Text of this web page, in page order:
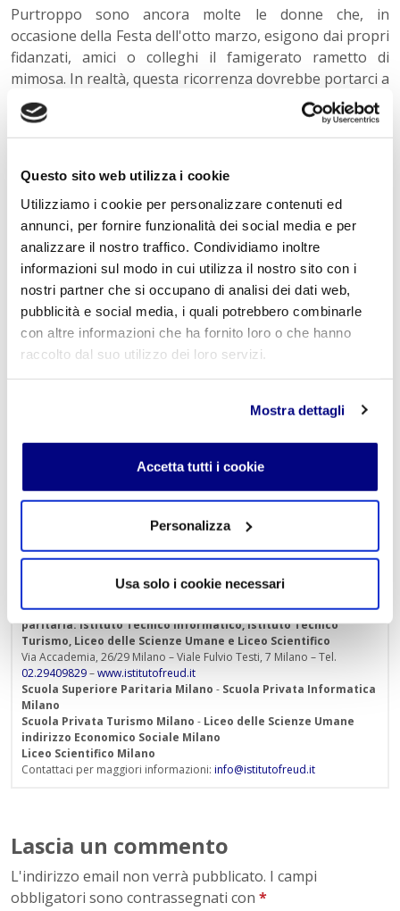
Questo sito web utilizza i cookie
Utilizziamo i cookie per personalizzare contenuti ed
annunci, per fornire funzionalità dei social media e per
analizzare il nostro traffico. Condividiamo inoltre
informazioni sul modo in cui utilizza il nostro sito con i
nostri partner che si occupano di analisi dei dati web,
pubblicità e social media, i quali potrebbero combinarle
con altre informazioni che ha fornito loro o che hanno
raccolto dal suo utilizzo dei loro servizi.
Mostra dettagli
Accetta tutti i cookie
Personalizza
Usa solo i cookie necessari
Purtroppo sono ancora molte le donne che, in
occasione della Festa dell'otto marzo, esigono dai propri
fidanzati, amici o colleghi il famigerato rametto di
mimosa. In realtà, questa ricorrenza dovrebbe portarci a
riflettere e a discutere sulla condizione della donna
oggigiorno, chiedendoci in primis: come mai fa ancora
notizia una donna a capo di un'azienda o una donna
Forse è perché, nella società di oggi, la differenza
tra uomo e donna continua a essere fortemente
percepita, soprattutto in ambito economico e lavorativo.
Meglio quindi lasciare da parte le cene e gli spogliarelli
nella serata dell'8 marzo e rivalutare il concetto di
uguaglianza che, ogni tanto, viene a
mancare. Concludiamo, citando una frase di Malala
Yousafzai, attivista femminile."Nessuna lotta può
concludersi vittoriosamente se le donne non vi
partecipano affianco a degli uomini. Al mondo ci sono
due poteri: quello della spada e quello della penna.
Ma in realtà ce n'è un terzo, più forte di entrambi, ed è
quello delle donne".
Istituto Paritario S. Freud – Scuola Privata Milano – Scuola
paritaria: Istituto Tecnico Informatico, Istituto Tecnico
Turismo, Liceo delle Scienze Umane e Liceo Scientifico
Via Accademia, 26/29 Milano – Viale Fulvio Testi, 7 Milano – Tel.
02.29409829–www.istitutofreud.it
Scuola Superiore Paritaria Milano - Scuola Privata Informatica
Milano
Scuola Privata Turismo Milano - Liceo delle Scienze Umane
indirizzo Economico Sociale Milano
Liceo Scientifico Milano
Contattaci per maggiori informazioni: info@istitutofreud.it
Lascia un commento
L'indirizzo email non verrà pubblicato. I campi
obbligatori sono contrassegnati con *